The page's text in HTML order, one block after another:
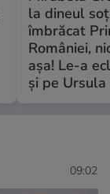
la dineul
îmbrăcat
României,
așa! Le-a
și pe
09:02